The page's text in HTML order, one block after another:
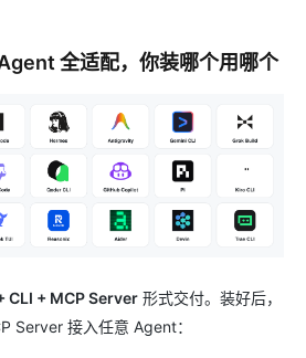
全适配，你装哪个用哪个
CLI + MCP Server 形式交付。装好后，
Server 接入任意 Agent：